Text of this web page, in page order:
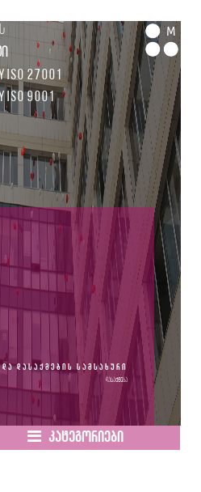
27001
ISO 9001
M
დასაქმების სამსახური
დასაქმება
კატეგორიები